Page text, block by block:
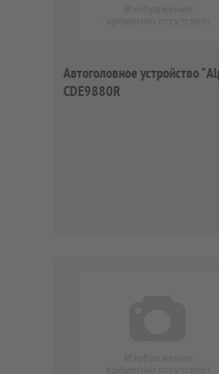
Автоголовное устройство
CDE9880R